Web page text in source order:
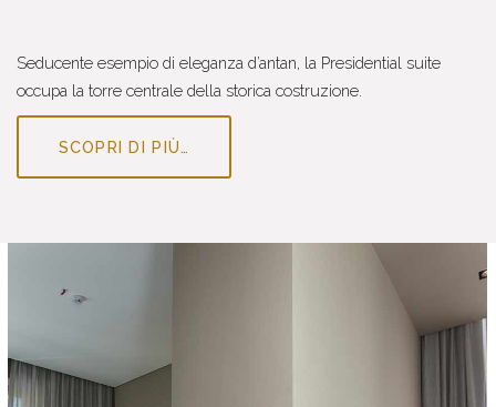
Seducente esempio di eleganza d’antan, la Presidential suite
occupa la torre centrale della storica costruzione.
SCOPRI DI PIÙ…